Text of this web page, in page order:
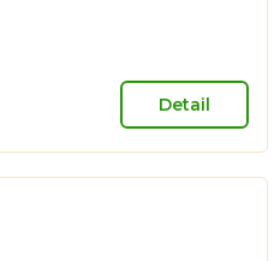
Detail